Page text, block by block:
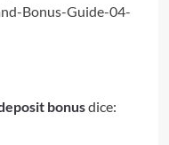
Bonus-Guide-04-
bonusdice: